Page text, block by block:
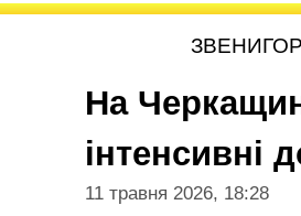
На
інтенсивні
11 травня 2026, 18:28